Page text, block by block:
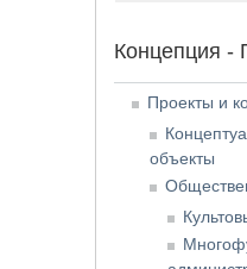
Концепция -
Проекты и
объекты